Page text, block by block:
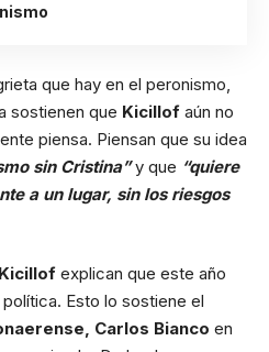
que hay en el peronismo,
sostienen que Kicillof aún no
piensa. Piensan que su idea
sin Cristina”y que “quiere
a un lugar, sin los riesgos
Kicillof explican que este año
Esto lo sostiene el
Carlos Bianco en